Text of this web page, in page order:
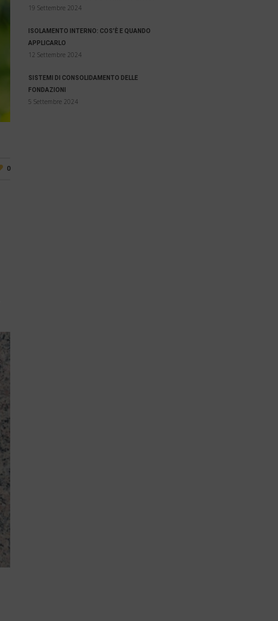
0
19 Settembre 2024
ISOLAMENTO INTERNO: COS’È E QUANDO
APPLICARLO
12 Settembre 2024
SISTEMI DI CONSOLIDAMENTO DELLE
FONDAZIONI
5 Settembre 2024